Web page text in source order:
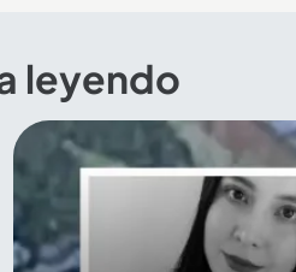
leyendo